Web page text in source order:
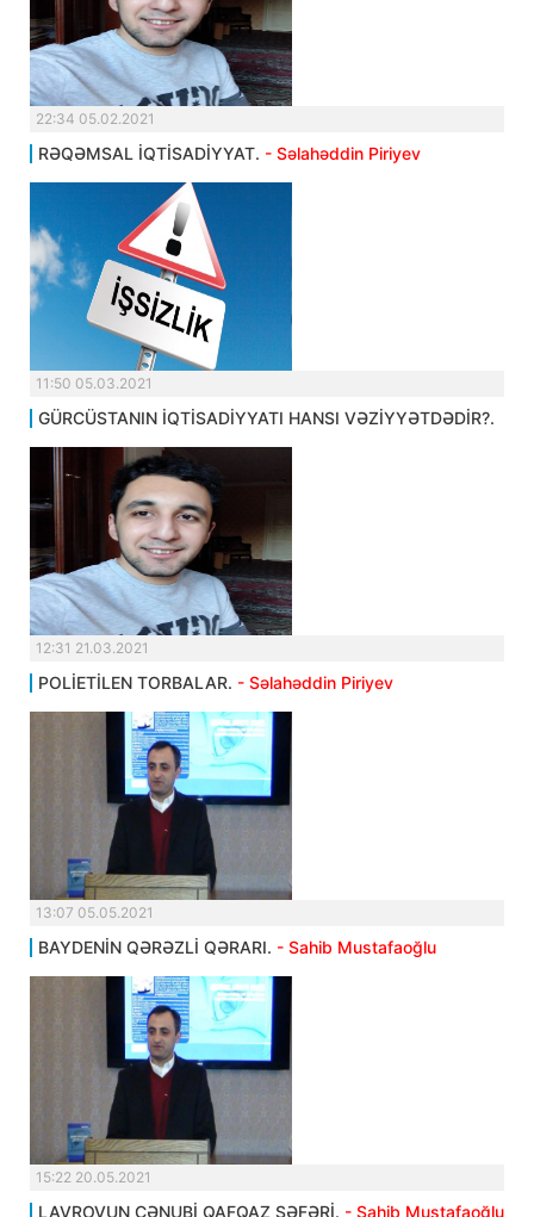
22:34 05.02.2021
RƏQƏMSAL İQTİSADİYYAT. - Səlahəddin Piriyev
11:50 05.03.2021
GÜRCÜSTANIN İQTİSADİYYATI HANSI VƏZİYYƏTDƏDİR?.
12:31 21.03.2021
POLİETİLEN TORBALAR. - Səlahəddin Piriyev
13:07 05.05.2021
BAYDENİN QƏRƏZLİ QƏRARI. - Sahib Mustafaoğlu
15:22 20.05.2021
LAVROVUN CƏNUBİ QAFQAZ SƏFƏRİ. - Sahib Mustafaoğlu